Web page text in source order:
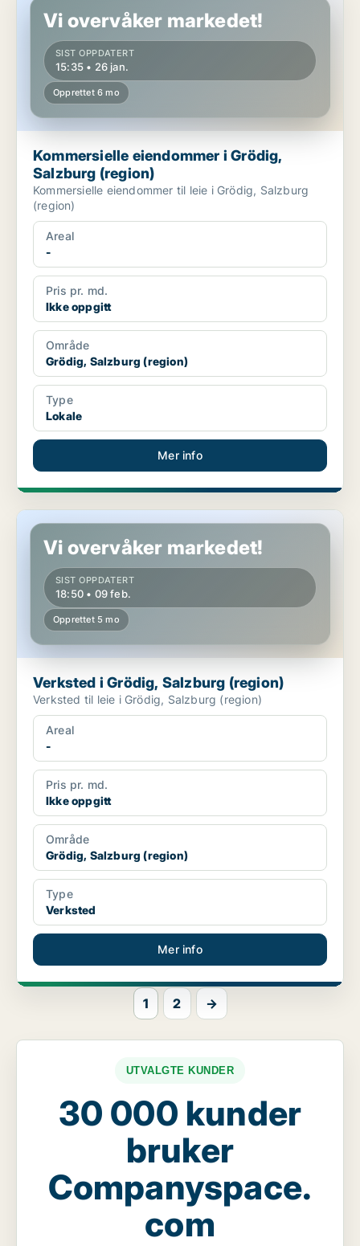
Vi overvåker markedet!
SIST OPPDATERT
15:35 • 26 jan.
Opprettet 6 mo
Kommersielle eiendommer i Grödig,
Salzburg (region)
Kommersielle eiendommer til leie i Grödig, Salzburg
(region)
Areal
-
Pris pr. md.
Ikke oppgitt
Område
Grödig, Salzburg (region)
Type
Lokale
Mer info
Verksted i Grödig, Salzburg (region)
Vi overvåker markedet!
SIST OPPDATERT
18:50 • 09 feb.
Opprettet 5 mo
Verksted i Grödig, Salzburg (region)
Verksted til leie i Grödig, Salzburg (region)
Areal
-
Pris pr. md.
Ikke oppgitt
Område
Grödig, Salzburg (region)
Type
Verksted
Mer info
1 2 →
UTVALGTE KUNDER
30 000 kunder
bruker
Companyspace.
com